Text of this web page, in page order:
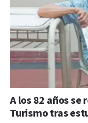
A los 82 años se
Turismo tras